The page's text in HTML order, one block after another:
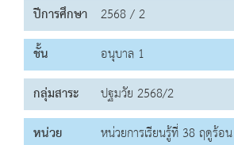
ปีการศึกษา 2568 / 2
ชั้น
อนุบาล 1
กลุ่มสาระ
ปฐมวัย 2568/2
หน่วย
หน่วยการเรียนรู้ที่ 38 ฤดูร้อน